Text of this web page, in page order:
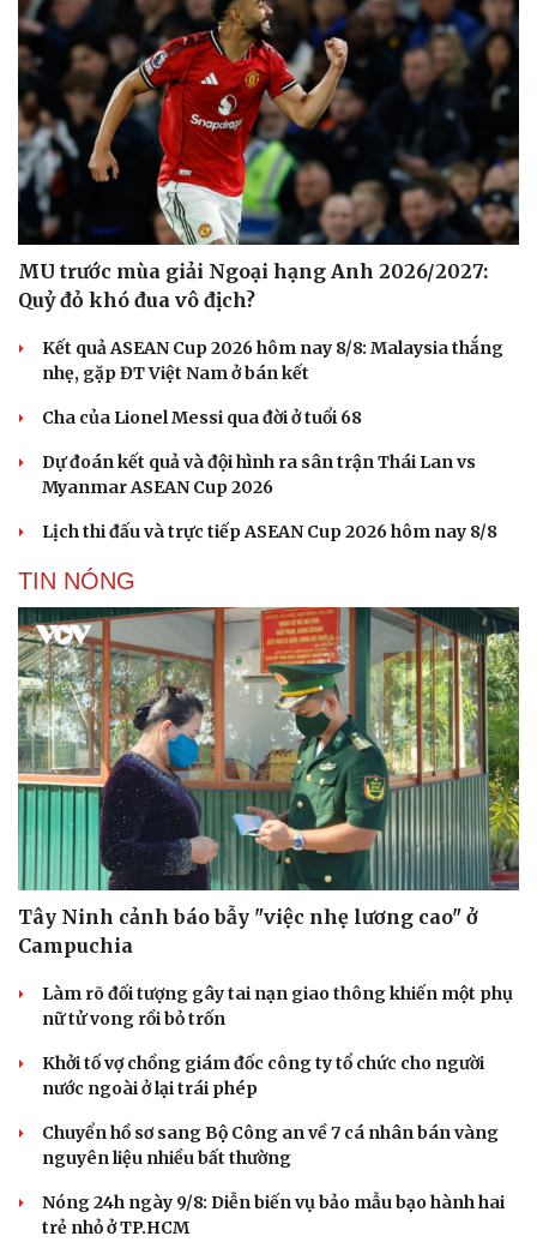
Tư vấn
Săn Tour
check-in
Câu chuyện thời sự
Cửa sổ tình yêu
Kể chuyện cho bé
MU trước mùa giải Ngoại hạng Anh 2026/2027:
Quỷ đỏ khó đua vô địch?
Kết quả ASEAN Cup 2026 hôm nay 8/8: Malaysia thắng
nhẹ, gặp ĐT Việt Nam ở bán kết
Cha của Lionel Messi qua đời ở tuổi 68
Dự đoán kết quả và đội hình ra sân trận Thái Lan vs
Myanmar ASEAN Cup 2026
Lịch thi đấu và trực tiếp ASEAN Cup 2026 hôm nay 8/8
TIN NÓNG
Tây Ninh cảnh báo bẫy "việc nhẹ lương cao" ở
Campuchia
Làm rõ đối tượng gây tai nạn giao thông khiến một phụ
nữ tử vong rồi bỏ trốn
Khởi tố vợ chồng giám đốc công ty tổ chức cho người
nước ngoài ở lại trái phép
Chuyển hồ sơ sang Bộ Công an về 7 cá nhân bán vàng
nguyên liệu nhiều bất thường
Nóng 24h ngày 9/8: Diễn biến vụ bảo mẫu bạo hành hai
trẻ nhỏ ở TP.HCM